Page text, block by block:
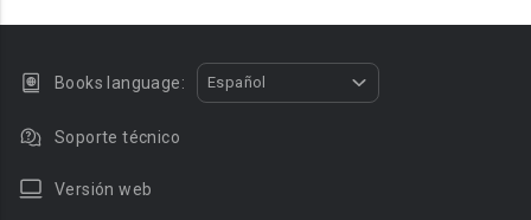
Books language: Español
Soporte técnico
Versión web